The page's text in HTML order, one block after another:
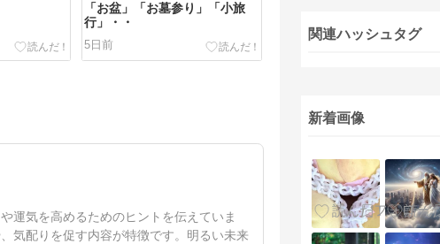
「お盆」「お墓参り」「小旅
行」・・
5日前
運気を高めるためのヒントを伝えていま
気配りを促す内容が特徴です。明るい未来
関連ハッシュタグ
新着画像